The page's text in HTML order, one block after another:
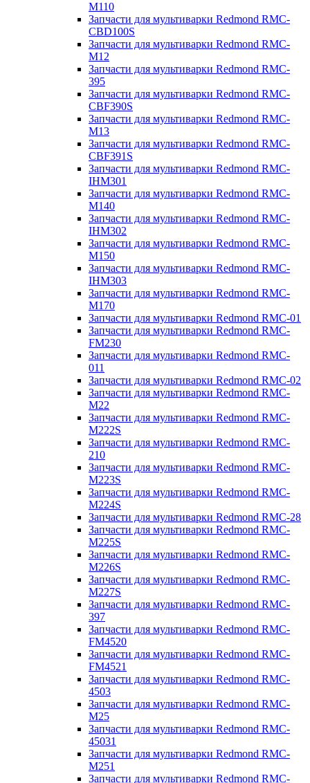
M110
Запчасти для мультиварки Redmond RMC-
CBD100S
Запчасти для мультиварки Redmond RMC-
M12
Запчасти для мультиварки Redmond RMC-
395
Запчасти для мультиварки Redmond RMC-
CBF390S
Запчасти для мультиварки Redmond RMC-
M13
Запчасти для мультиварки Redmond RMC-
CBF391S
Запчасти для мультиварки Redmond RMC-
IHM301
Запчасти для мультиварки Redmond RMC-
M140
Запчасти для мультиварки Redmond RMC-
IHM302
Запчасти для мультиварки Redmond RMC-
M150
Запчасти для мультиварки Redmond RMC-
IHM303
Запчасти для мультиварки Redmond RMC-
M170
Запчасти для мультиварки Redmond RMC-01
Запчасти для мультиварки Redmond RMC-
FM230
Запчасти для мультиварки Redmond RMC-
011
Запчасти для мультиварки Redmond RMC-02
Запчасти для мультиварки Redmond RMC-
M22
Запчасти для мультиварки Redmond RMC-
M222S
Запчасти для мультиварки Redmond RMC-
210
Запчасти для мультиварки Redmond RMC-
M223S
Запчасти для мультиварки Redmond RMC-
M224S
Запчасти для мультиварки Redmond RMC-28
Запчасти для мультиварки Redmond RMC-
M225S
Запчасти для мультиварки Redmond RMC-
M226S
Запчасти для мультиварки Redmond RMC-
M227S
Запчасти для мультиварки Redmond RMC-
397
Запчасти для мультиварки Redmond RMC-
FM4520
Запчасти для мультиварки Redmond RMC-
FM4521
Запчасти для мультиварки Redmond RMC-
4503
Запчасти для мультиварки Redmond RMC-
M25
Запчасти для мультиварки Redmond RMC-
45031
Запчасти для мультиварки Redmond RMC-
M251
Запчасти для мультиварки Redmond RMC-